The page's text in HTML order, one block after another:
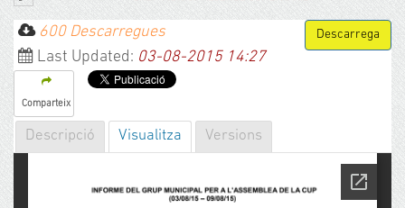
600 Descarregues
Last Updated: 03-08-2015 14:27
Comparteix
Descripció Visualitza Versions